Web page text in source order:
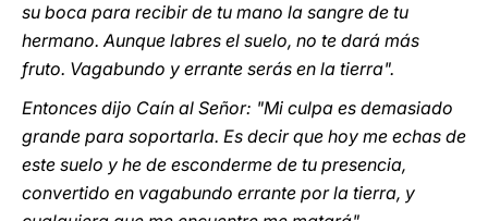
su boca para recibir de tu mano la sangre de tu
hermano. Aunque labres el suelo, no te dará más
fruto. Vagabundo y errante serás en la tierra".
Entonces dijo Caín al Señor: "Mi culpa es demasiado
grande para soportarla. Es decir que hoy me echas de
este suelo y he de esconderme de tu presencia,
convertido en vagabundo errante por la tierra, y